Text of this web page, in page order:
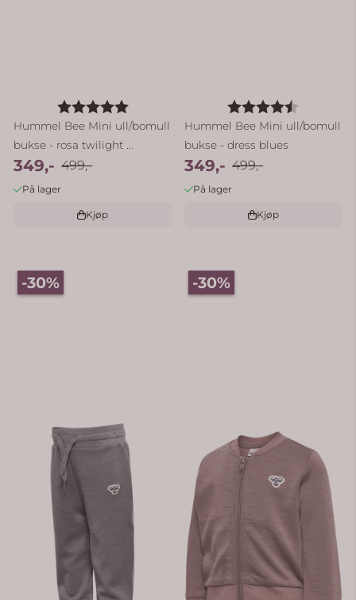
Karakter: 5.0 av 5 mulige
Hummel Bee Mini ull/bomull
bukse - rosa twilight ...
349,- 499,-
På lager
Kjøp
Karakter:
Hummel Bee Mini ull/bomull
bukse - dress blues
349,- 499,-
På lager
Kjøp
-30% -30%